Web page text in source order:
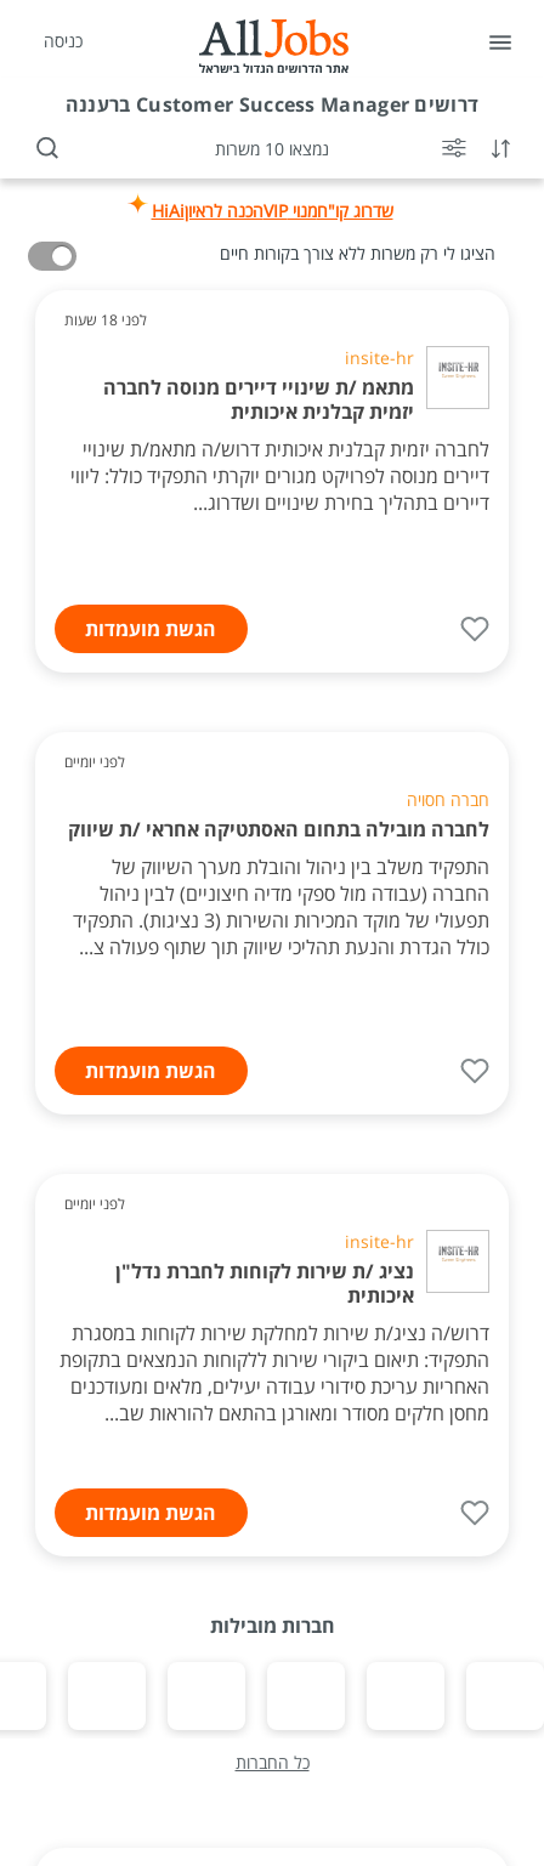
כניסה
דרושים Customer Success Manager ברעננה
נמצאו 10 משרות
שדרוג קו"חמנוי VIP הכנה לראיוןHiAi
הציגו לי רק משרות ללא צורך בקורות חיים
לפני 18 שעות
insite-hr
מתאמ /ת שינויי דיירים מנוסה לחברה
יזמית קבלנית איכותית
לחברה יזמית קבלנית איכותית דרוש/ה מתאמ/ת שינויי
דיירים מנוסה לפרויקט מגורים יוקרתי התפקיד כולל: ליווי
דיירים בתהליך בחירת שינויים ושדרוג...
הגשת מועמדות
לפני יומיים
חברה חסויה
לחברה מובילה בתחום האסתטיקה אחראי /ת שיווק
התפקיד משלב בין ניהול והובלת מערך השיווק של
החברה (עבודה מול ספקי מדיה חיצוניים) לבין ניהול
תפעולי של מוקד המכירות והשירות (3 נציגות). התפקיד
כולל הגדרת והנעת תהליכי שיווק תוך שתוף פעולה צ...
הגשת מועמדות
לפני יומיים
insite-hr
נציג /ת שירות לקוחות לחברת נדל"ן
איכותית
דרוש/ה נציג/ת שירות למחלקת שירות לקוחות במסגרת
התפקיד: תיאום ביקורי שירות ללקוחות הנמצאים בתקופת
האחריות עריכת סידורי עבודה יעילים, מלאים ומעודכנים
מחסן חלקים מסודר ומאורגן בהתאם להוראות שב...
הגשת מועמדות
חברות מובילות
כל החברות